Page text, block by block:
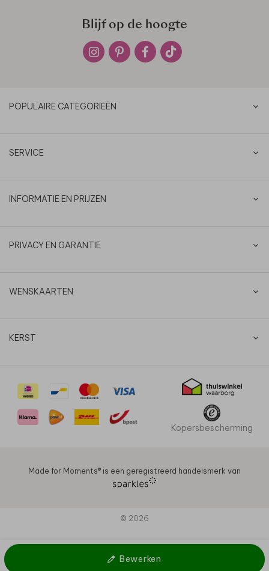
Bewerken
Blijf op de hoogte
POPULAIRE CATEGORIEËN
SERVICE
INFORMATIE EN PRIJZEN
PRIVACY EN GARANTIE
WENSKAARTEN
KERST
Kopersbescherming
Made for Moments®️ is een geregistreerd handelsmerk van
© 2026